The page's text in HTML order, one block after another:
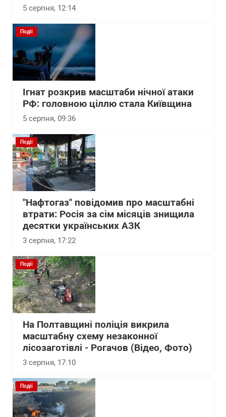
5 серпня, 12:14
Події
Ігнат розкрив масштаби нічної атаки
РФ: головною ціллю стала Київщина
5 серпня, 09:36
Події
"Нафтогаз" повідомив про масштабні
втрати: Росія за сім місяців знищила
десятки українських АЗК
3 серпня, 17:22
Події
На Полтавщині поліція викрила
масштабну схему незаконної
лісозаготівлі - Рогачов (Відео, Фото)
3 серпня, 17:10
Події